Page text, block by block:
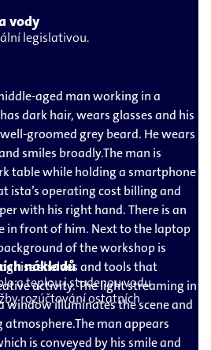
vody
legislativou.
nákladů
a teplou i studenou vodu
rozúčtování ostatních